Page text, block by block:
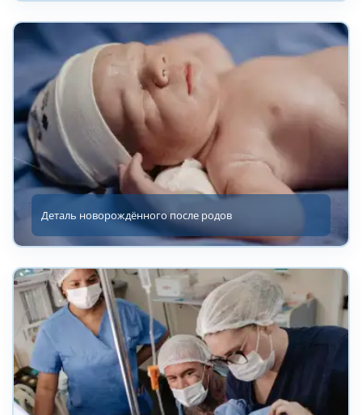
Деталь новорождённого после родов